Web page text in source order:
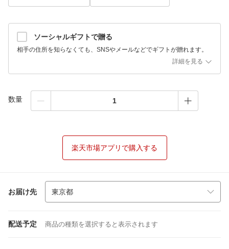
ソーシャルギフトで贈る
相手の住所を知らなくても、SNSやメールなどでギフトが贈れます。
詳細を見る
数量
楽天市場アプリで購入する
お届け先
配送予定 商品の種類を選択すると表示されます